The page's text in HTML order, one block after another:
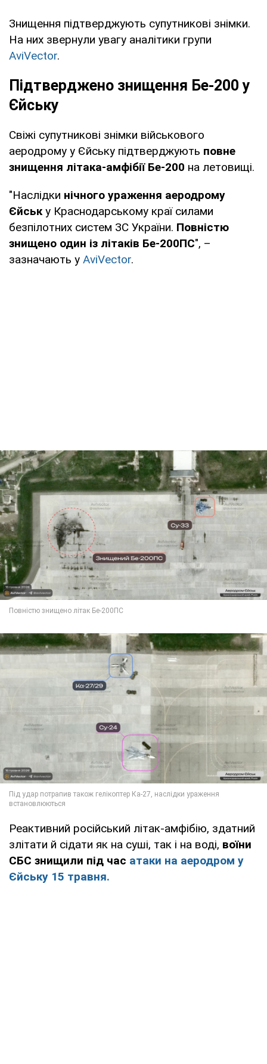
Знищення підтверджують супутникові знімки.
На них звернули увагу аналітики групи
AviVector.
Підтверджено знищення Бе-200 у
Єйську
Свіжі супутникові знімки військового
аеродрому у Єйську підтверджують повне
знищення літака-амфібії Бе-200 на летовищі.
"Наслідки нічного ураження аеродрому
Єйську Краснодарському краї силами
безпілотних систем ЗС України. Повністю
знищено один із літаків Бе-200ПС", –
зазначають у AviVector.
Реактивний російський літак-амфібію, здатний
злітати й сідати як на суші, так і на воді, воїни
СБС знищили під час атаки на аеродром у
Єйську 15 травня.